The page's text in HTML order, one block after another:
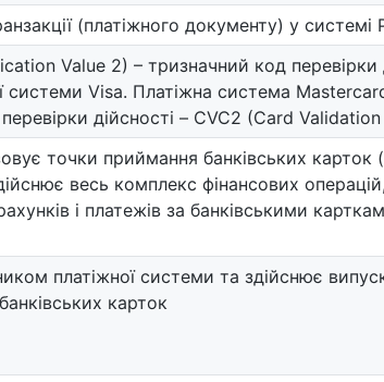
(платіжного документу) у
Value 2) – тризначний код перевірки
системи Visa. Платіжна система
дійсності – CVC2 (Card
точки приймання банківських карток
весь комплекс фінансових
і платежів за банківськими
платіжної системи та здійснює
карток